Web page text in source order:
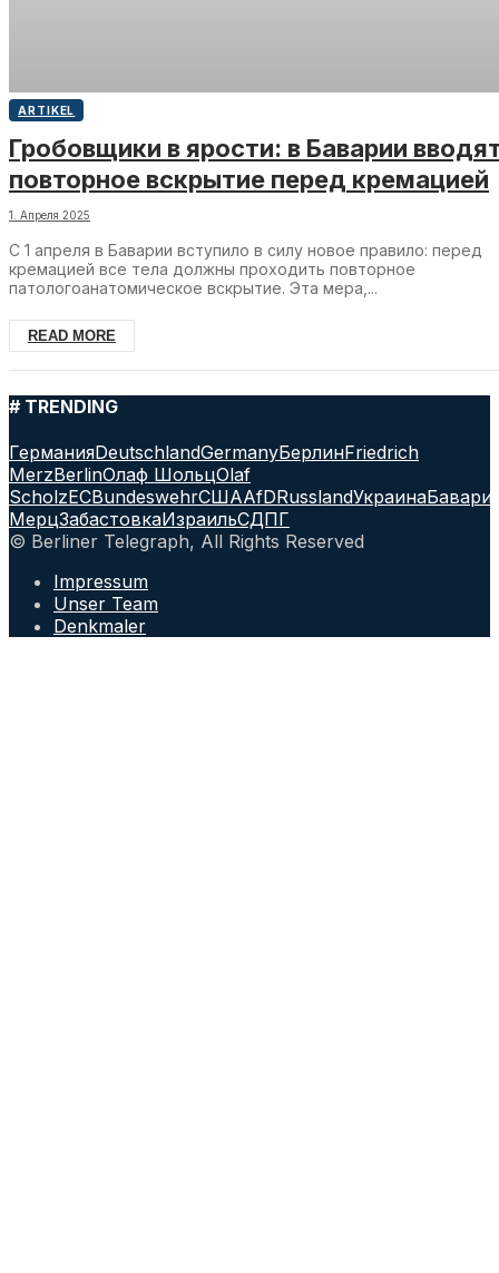
ARTIKEL
Гробовщики в ярости: в Баварии
повторное вскрытие перед кремацией
1. Апреля 2025
С 1 апреля в Баварии вступило в силу новое правило: перед
кремацией все тела должны проходить повторное
патологоанатомическое вскрытие. Эта мера,...
READ MORE
# TRENDING
ГерманияDeutschlandGermanyБерлинFriedrich
MerzBerlinОлаф ШольцOlaf
ScholzЕСBundeswehrСШАAfDRusslandУкраина
МерцЗабастовкаИзраильСДПГ
© Berliner Telegraph, All Rights Reserved
Impressum
Unser Team
Denkmaler